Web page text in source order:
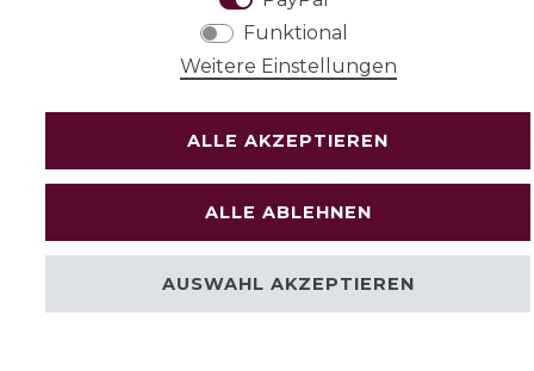
Funktional
Weitere Einstellungen
ALLE AKZEPTIEREN
ALLE ABLEHNEN
AUSWAHL AKZEPTIEREN
WIDERRUFEN